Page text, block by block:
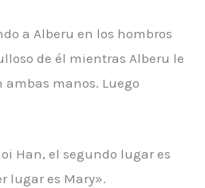
a Alberu en los hombros
de él mientras Alberu le
manos. Luego
Han, el segundo lugar es
lugar es Mary».